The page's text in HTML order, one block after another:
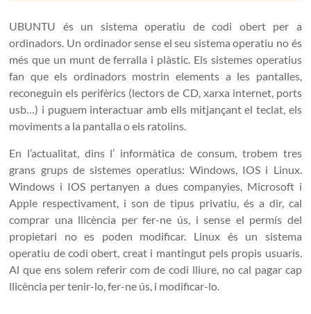
UBUNTU és un sistema operatiu de codi obert per a
ordinadors. Un ordinador sense el seu sistema operatiu no és
més que un munt de ferralla i plàstic. Els sistemes operatius
fan que els ordinadors mostrin elements a les pantalles,
reconeguin els perifèrics (lectors de CD, xarxa internet, ports
usb…) i puguem interactuar amb ells mitjançant el teclat, els
moviments a la pantalla o els ratolins.
En l’actualitat, dins l’ informàtica de consum, trobem tres
grans grups de sistemes operatius: Windows, IOS i Linux.
Windows i IOS pertanyen a dues companyies, Microsoft i
Apple respectivament, i son de tipus privatiu, és a dir, cal
comprar una llicència per fer-ne ús, i sense el permís del
propietari no es poden modificar. Linux és un sistema
operatiu de codi obert, creat i mantingut pels propis usuaris.
Al que ens solem referir com de codi lliure, no cal pagar cap
llicència per tenir-lo, fer-ne ús, i modificar-lo.